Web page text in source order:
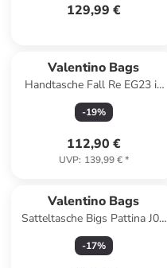
129,99 €
Valentino Bags
Handtasche Fall Re EG23 in
Nero
-19%
112,90 €
UVP: 139,99 €*
Valentino Bags
Satteltasche Bigs Pattina J02
in Nero
-17%